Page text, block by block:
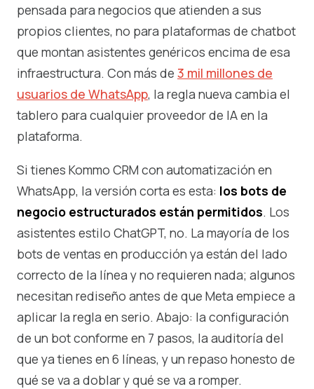
pensada para negocios que atienden a sus
propios clientes, no para plataformas de chatbot
que montan asistentes genéricos encima de esa
infraestructura. Con más de 3 mil millones de
usuarios de WhatsApp, la regla nueva cambia el
tablero para cualquier proveedor de IA en la
plataforma.
Si tienes Kommo CRM con automatización en
WhatsApp, la versión corta es esta: los bots de
negocio estructurados están permitidos. Los
asistentes estilo ChatGPT, no. La mayoría de los
bots de ventas en producción ya están del lado
correcto de la línea y no requieren nada; algunos
necesitan rediseño antes de que Meta empiece a
aplicar la regla en serio. Abajo: la configuración
de un bot conforme en 7 pasos, la auditoría del
que ya tienes en 6 líneas, y un repaso honesto de
qué se va a doblar y qué se va a romper.